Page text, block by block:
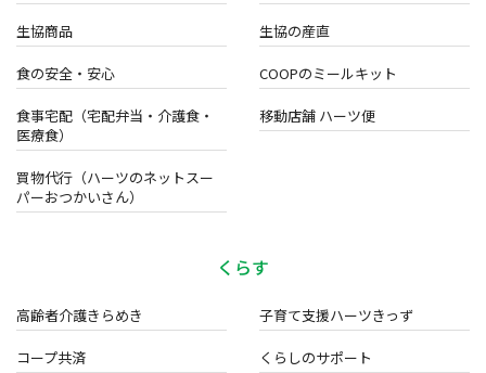
生協商品 生協の産直
食の安全・安心 COOPのミールキット
食事宅配（宅配弁当・介護食・
医療食）
移動店舗 ハーツ便
買物代行（ハーツのネットスー
パーおつかいさん）
くらす
高齢者介護きらめき 子育て支援ハーツきっず
コープ共済 くらしのサポート